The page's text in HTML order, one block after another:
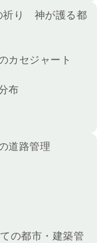
祈り 神が護る都
カセジャート
布
道路管理
の都市・建築管